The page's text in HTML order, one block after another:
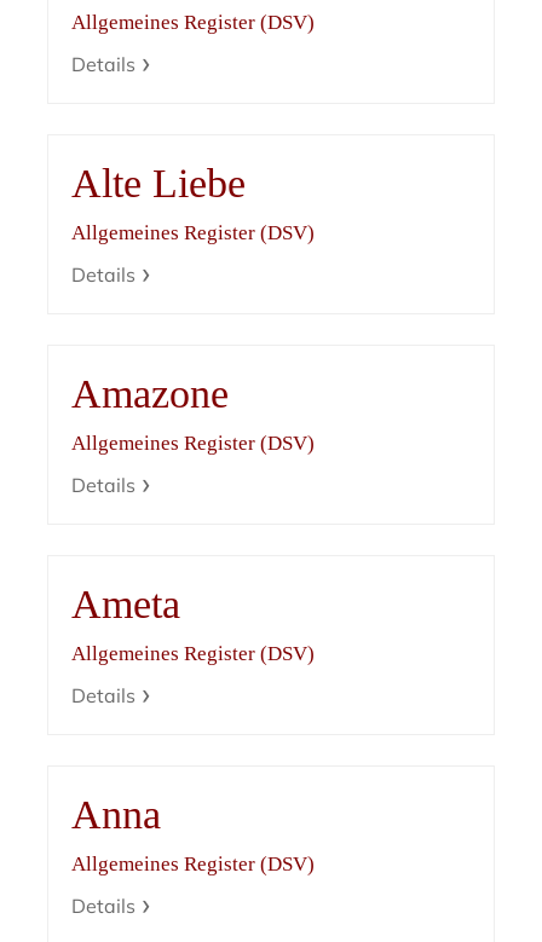
Allgemeines Register (DSV)
Details
Alte Liebe
Allgemeines Register (DSV)
Details
Amazone
Allgemeines Register (DSV)
Details
Ameta
Allgemeines Register (DSV)
Details
Anna
Allgemeines Register (DSV)
Details